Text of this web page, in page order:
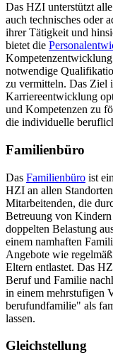
Das HZI unterstützt
auch technisches oder
ihrer Tätigkeit und
bietet die
notwendige
zu vermitteln. Das Ziel
Karriereentwicklung
und Kompetenzen zu
die individuelle
Familienbüro
Das Familienbüro ist
HZI an allen
Mitarbeitenden, die
Betreuung von
doppelten Belastung
einem namhaften
Angebote wie
Eltern entlastet. Das
Beruf und Familie
in einem mehrstufigen
berufundfamilie" als
lassen.
Gleichstellung